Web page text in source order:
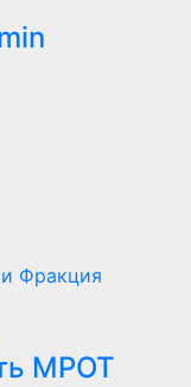
Фракция
МРОТ